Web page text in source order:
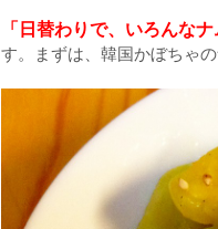
「日替わりで、いろんな
す。まずは、韓国かぼちゃの